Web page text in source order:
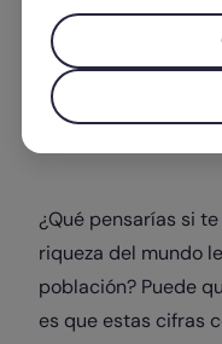
Escrito por
Melisa Fernández
¿Qué pensarías si
riqueza del mundo
población? Puede
es que estas cifras